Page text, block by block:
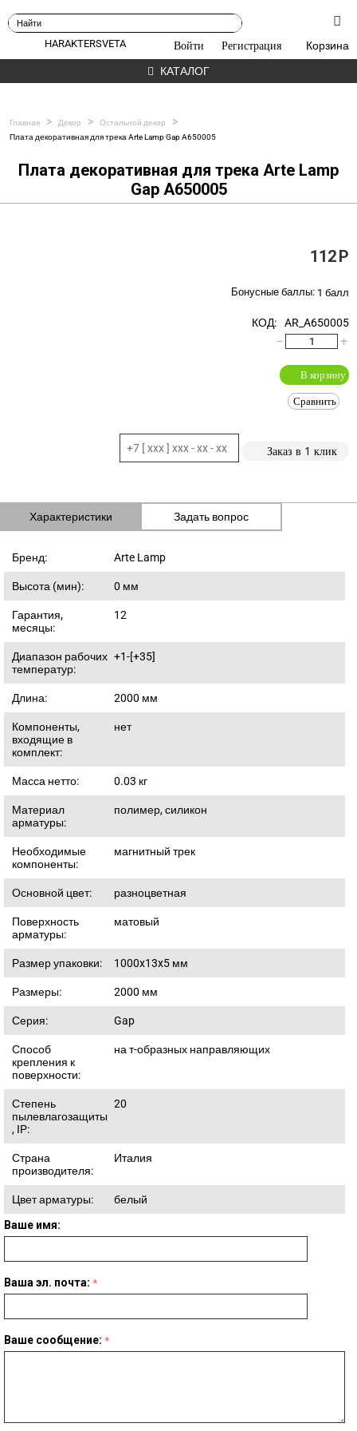
Корзина
Войти Регистрация
HARAKTERSVETA
КАТАЛОГ
Главная > Декор > Остальной декор >
Плата декоративная для трека Arte Lamp Gap A650005
Плата декоративная для трека Arte Lamp
Gap A650005
112Р
Бонусные баллы: 1 балл
КОД: AR_A650005
+
−
В корзину
Сравнить
Заказ в 1 клик
Характеристики Задать вопрос
Бренд: Arte Lamp
Высота (мин): 0 мм
Гарантия,
месяцы:
12
Диапазон рабочих
температур:
+1-[+35]
Длина: 2000 мм
Компоненты,
входящие в
комплект:
нет
Масса нетто: 0.03 кг
Материал
арматуры:
полимер, силикон
Необходимые
компоненты:
магнитный трек
Основной цвет: разноцветная
Поверхность
арматуры:
матовый
Размер упаковки: 1000x13x5 мм
Размеры: 2000 мм
Серия: Gap
Способ
крепления к
поверхности:
на т-образных направляющих
Степень
пылевлагозащиты
, IP:
20
Страна
производителя:
Италия
Цвет арматуры:
белый
Ваше имя:
Ваша эл. почта:
Ваше сообщение: